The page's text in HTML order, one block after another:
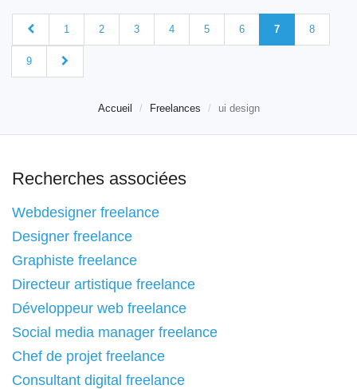
1 2 3 4 5 6 7 8
9
Accueil Freelances ui design
Recherches associées
Webdesigner freelance
Designer freelance
Graphiste freelance
Directeur artistique freelance
Développeur web freelance
Social media manager freelance
Chef de projet freelance
Consultant digital freelance